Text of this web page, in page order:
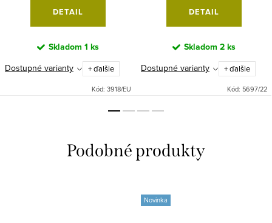
DETAIL
Skladom 1 ks
Dostupné varianty + ďalšie
Kód: 3918/EU
DETAIL
Skladom 2 ks
Dostupné varianty + ďalšie
Kód: 5697/22
Novinka